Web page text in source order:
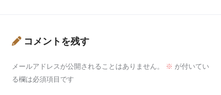
コメントを残す
メールアドレスが公開されることはありません。 ※ が付いてい
る欄は必須項目です